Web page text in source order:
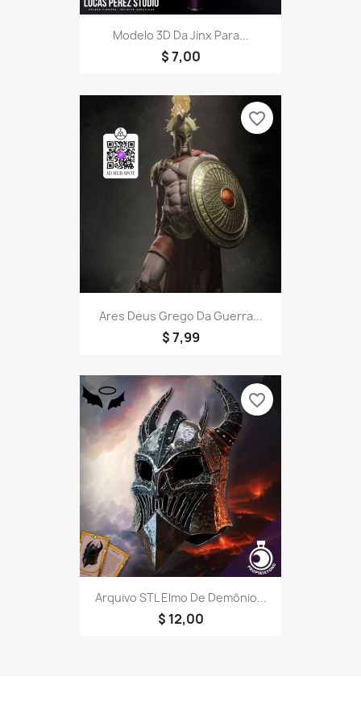
Modelo 3D Da Jinx Para...
$ 7,00
Ares Deus Grego Da Guerra...
$ 7,99
favorite_border
Arquivo STL Elmo De Demônio...
$ 12,00
favorite_border